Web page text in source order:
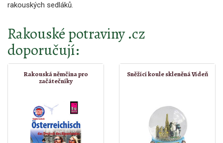
rakouských sedláků.
Rakouské potraviny .cz
doporučují:
Rakouská němčina pro
začátečníky
Sněžící koule skleněná Vídeň